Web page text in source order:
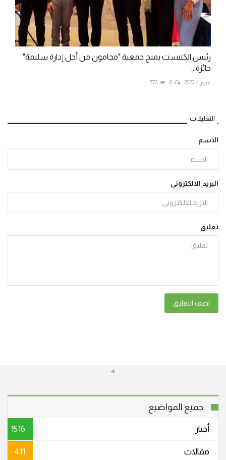
رئيس الكنيست يمنح جمعية "محامون من أجل إدارة سليمة"
جائزة...
تموز 4, 2022 0
572
التعليقات
الاسم
البريد الالكتروني
تعليق
اضف التعليق
>
جميع المواضيع
أخبار 1516
مقالات 411